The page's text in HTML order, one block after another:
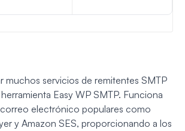
muchos servicios de remitentes SMTP
Easy WP SMTP. Funciona
electrónico populares como
y Amazon SES, proporcionando a los